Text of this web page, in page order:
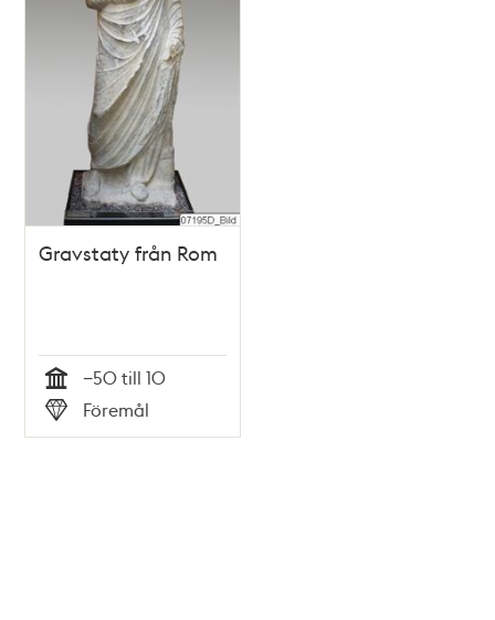
Gravstaty från Rom
Tid
−50 till 10
Typ
Föremål